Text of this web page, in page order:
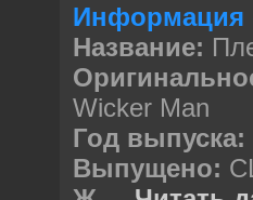
Название:
Wicker Man
Год выпуска:
Выпущено: